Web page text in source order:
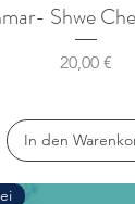
Shwe
Preis
20,00 €
In den